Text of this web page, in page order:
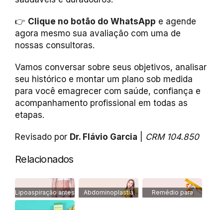
👉 Clique no botão do WhatsApp e agende
agora mesmo sua avaliação com uma de
nossas consultoras.
Vamos conversar sobre seus objetivos, analisar
seu histórico e montar um plano sob medida
para você emagrecer com saúde, confiança e
acompanhamento profissional em todas as
etapas.
Revisado por Dr. Flávio Garcia CRM 104.850
Relacionados
Lipoaspiração antes
e depois
Abdominoplastia
Remédio para